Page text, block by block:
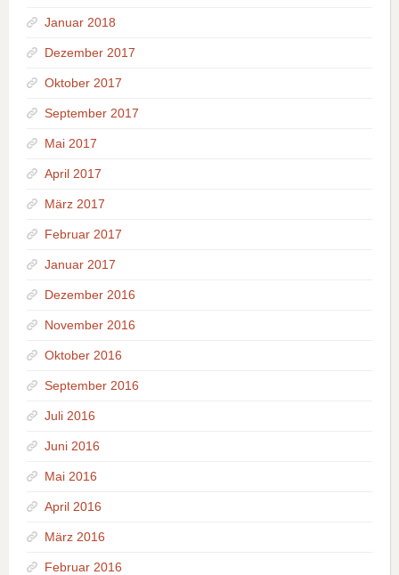
Januar 2018
Dezember 2017
Oktober 2017
September 2017
Mai 2017
April 2017
März 2017
Februar 2017
Januar 2017
Dezember 2016
November 2016
Oktober 2016
September 2016
Juli 2016
Juni 2016
Mai 2016
April 2016
März 2016
Februar 2016